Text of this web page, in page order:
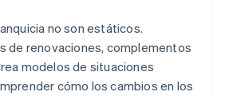
no son estáticos.
de renovaciones, complementos
modelos de situaciones
cómo los cambios en los